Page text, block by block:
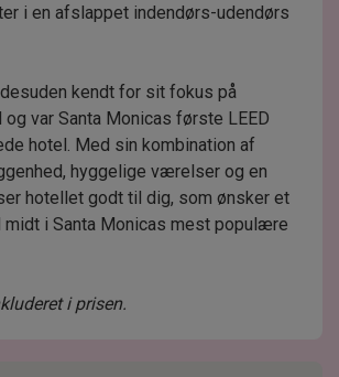
i en afslappet indendørs-udendørs
kendt for sit fokus på
var Santa Monicas første LEED
hotel. Med sin kombination af
hyggelige værelser og en
hotellet godt til dig, som ønsker et
i Santa Monicas mest populære
i prisen.